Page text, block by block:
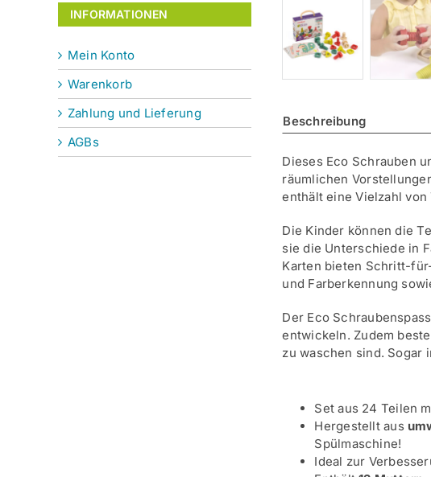
Beschreibung
Dieses Eco Schrauben
räumlichen
enthält eine Vielzahl
Die Kinder können die
sie die Unterschiede in
Karten bieten Schritt-
und Farberkennung
Der Eco
entwickeln. Zudem
zu waschen sind. Sogar
Set aus 24 Teilen
Hergestellt aus
Spülmaschine!
Ideal zur
INFORMATIONEN
Mein Konto
Warenkorb
Zahlung und Lieferung
AGBs